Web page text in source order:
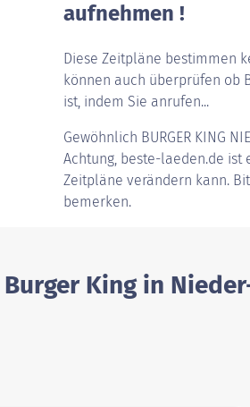
aufnehmen !
Diese Zeitpläne bestimmen
können auch überprüfen ob
ist, indem Sie anrufen...
Gewöhnlich BURGER KING
Achtung, beste-laeden.de
Zeitpläne verändern kann.
bemerken.
King in